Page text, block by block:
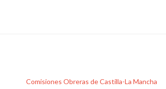
Comisiones Obreras de Castilla-La Mancha